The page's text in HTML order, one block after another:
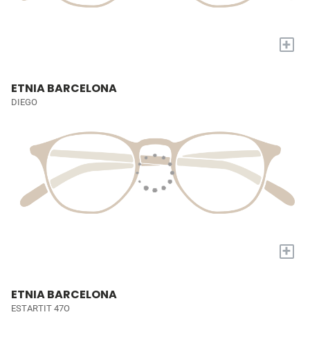
+
ETNIA BARCELONA
DIEGO
+
ETNIA BARCELONA
ESTARTIT 47O